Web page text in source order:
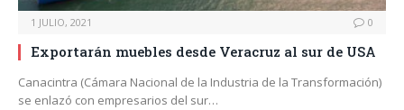
1 JULIO, 2021 0
Exportarán muebles desde Veracruz al sur de USA
Canacintra (Cámara Nacional de la Industria de la Transformación)
se enlazó con empresarios del sur…